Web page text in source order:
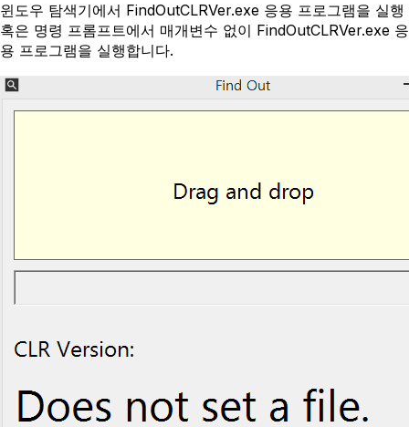
윈도우 탐색기에서 FindOutCLRVer.exe 응용 프로그램을 실행
혹은 명령 프롬프트에서 매개변수 없이 FindOutCLRVer.exe 응
용 프로그램을 실행합니다.